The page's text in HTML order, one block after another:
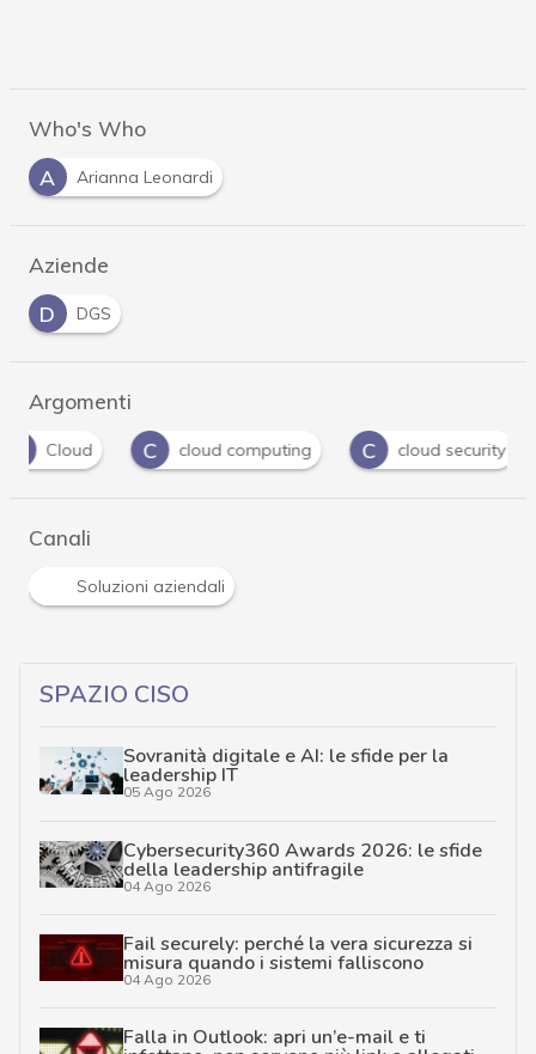
Who's Who
A
Arianna Leonardi
Aziende
D
DGS
Argomenti
C
cloud computing C cloud security H
Canali
Soluzioni aziendali
SPAZIO CISO
Sovranità digitale e AI: le sfide per la
leadership IT
05 Ago 2026
Cybersecurity360 Awards 2026: le sfide
della leadership antifragile
04 Ago 2026
Fail securely: perché la vera sicurezza si
misura quando i sistemi falliscono
04 Ago 2026
Falla in Outlook: apri un’e-mail e ti